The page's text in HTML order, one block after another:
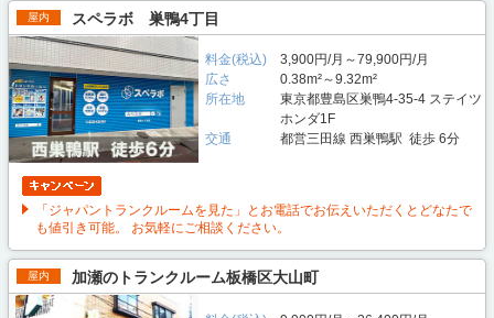
屋内 スペラボ 巣鴨4丁目
料金(税込)
3,900円/月～79,900円/月
広さ
0.38m²～9.32m²
所在地
東京都豊島区巣鴨4-35-4 ステイツ
ホンダ1F
交通
都営三田線 西巣鴨駅 徒歩 6分
「ジャパントランクルームを見た」とお電話でお伝えいただくとどなたで
も値引き可能。 お気軽にご相談ください。
屋内 加瀬のトランクルーム板橋区大山町